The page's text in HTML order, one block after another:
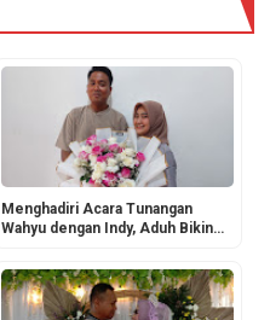
Menghadiri Acara Tunangan
Wahyu dengan Indy, Aduh Bikin